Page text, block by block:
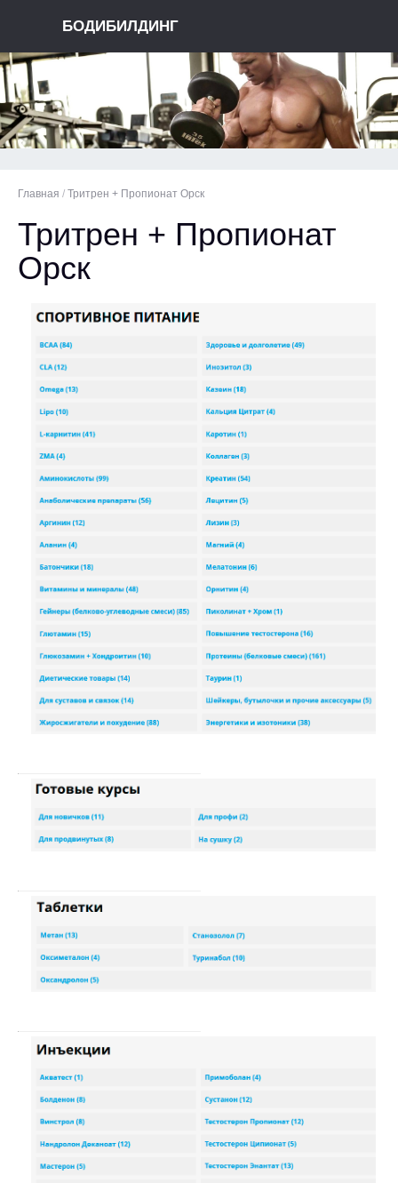
БОДИБИЛДИНГ
Главная / Тритрен + Пропионат Орск
Тритрен + Пропионат
Орск